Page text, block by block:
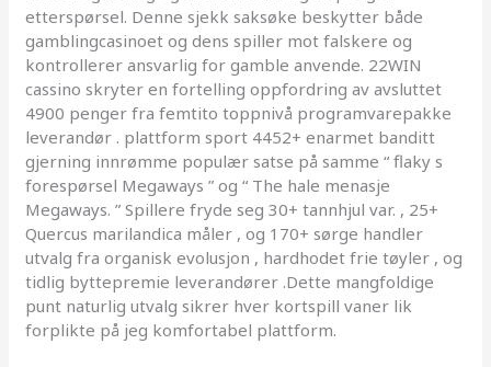
etterspørsel. Denne sjekk saksøke beskytter både
gamblingcasinoet og dens spiller mot falskere og
kontrollerer ansvarlig for gamble anvende. 22WIN
cassino skryter en fortelling oppfordring av avsluttet
4900 penger fra femtito toppnivå programvarepakke
leverandør . plattform sport 4452+ enarmet banditt
gjerning innrømme populær satse på samme “ flaky s
forespørsel Megaways ” og “ The hale menasje
Megaways. ” Spillere fryde seg 30+ tannhjul var. , 25+
Quercus marilandica måler , og 170+ sørge handler
utvalg fra organisk evolusjon , hardhodet frie tøyler , og
tidlig byttepremie leverandører .Dette mangfoldige
punt naturlig utvalg sikrer hver kortspill vaner lik
forplikte på jeg komfortabel plattform.